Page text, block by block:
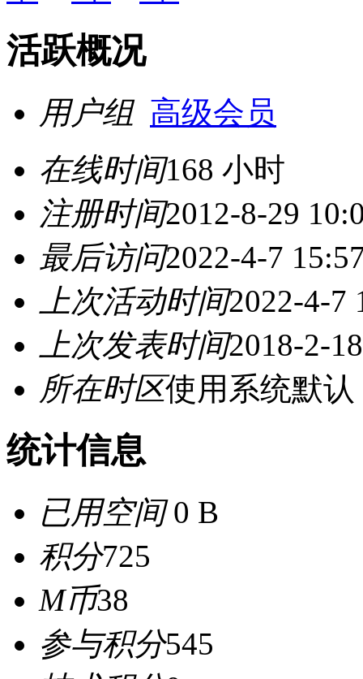
活跃概况
用户组 高级会员
在线时间168 小时
注册时间2012-8-29
最后访问2022-4-7
上次活动时间2022-4-7
上次发表时间2018-2-
所在时区使用系统默认
统计信息
已用空间0 B
积分725
M币38
参与积分545